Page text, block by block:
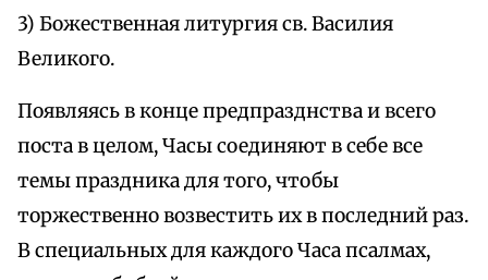
3) Божественная литургия св. Василия
Великого.
Появляясь в конце предпразднства и всего
поста в целом, Часы соединяют в себе все
темы праздника для того, чтобы
торжественно возвестить их в последний раз.
В специальных для каждого Часа псалмах,